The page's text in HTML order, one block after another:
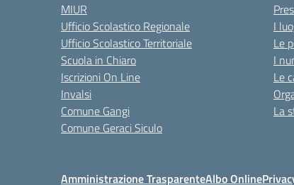
MIUR
Ufficio Scolastico Regionale
Ufficio Scolastico Territoriale
Scuola in Chiaro
Iscrizioni On Line
Invalsi
Comune Gangi
Comune Geraci Siculo
I
Le
I
Le
La
Amministrazione TrasparenteAlbo Online